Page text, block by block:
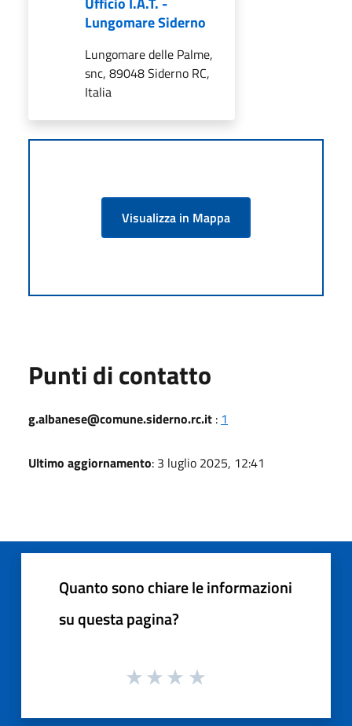
Lungomare Siderno
Lungomare delle Palme,
snc, 89048 Siderno RC,
Italia
Visualizza in Mappa
Punti di contatto
g.albanese@comune.siderno.rc.it : 1
Ultimo aggiornamento: 3 luglio 2025, 12:41
Quanto sono chiare le informazioni
su questa pagina?